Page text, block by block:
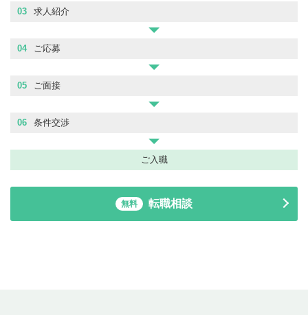
03 求人紹介
04 ご応募
05 ご面接
06 条件交渉
ご入職
無料 転職相談